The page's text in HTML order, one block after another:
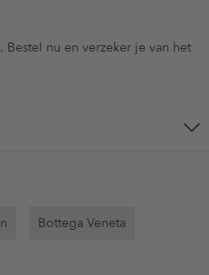
nu en verzeker je van het
Bottega Veneta